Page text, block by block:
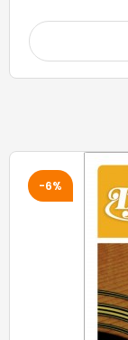
-6%